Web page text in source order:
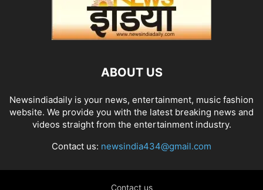
ABOUT US
Newsindiadaily is your news, entertainment, music fashion
website. We provide you with the latest breaking news and
videos straight from the entertainment industry.
Contact us: newsindia434@gmail.com
Contact us